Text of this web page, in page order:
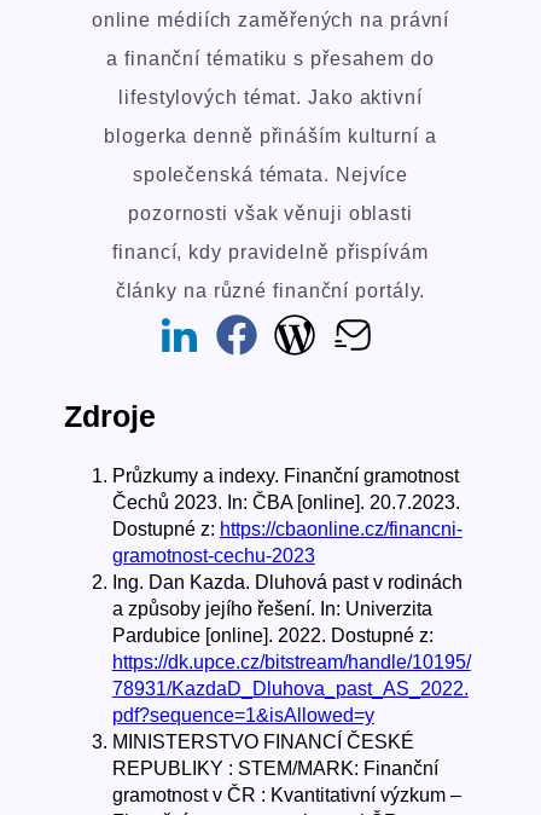
online médiích zaměřených na právní
a finanční tématiku s přesahem do
lifestylových témat. Jako aktivní
blogerka denně přináším kulturní a
společenská témata. Nejvíce
pozornosti však věnuji oblasti
financí, kdy pravidelně přispívám
články na různé finanční portály.
Zdroje
Průzkumy a indexy. Finanční gramotnost
Čechů 2023. In: ČBA [online]. 20.7.2023.
Dostupné z: https://cbaonline.cz/financni-
gramotnost-cechu-2023
Ing. Dan Kazda. Dluhová past v rodinách
a způsoby jejího řešení. In: Univerzita
Pardubice [online]. 2022. Dostupné z:
https://dk.upce.cz/bitstream/handle/10195/
78931/KazdaD_Dluhova_past_AS_2022.
pdf?sequence=1&isAllowed=y
MINISTERSTVO FINANCÍ ČESKÉ
REPUBLIKY : STEM/MARK: Finanční
gramotnost v ČR : Kvantitativní výzkum –